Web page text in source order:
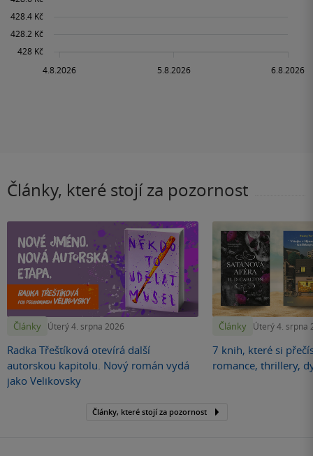
Články, které stojí za pozornost
Články Úterý 4. srpna 2026
Radka Třeštíková otevírá další
autorskou kapitolu. Nový román vydá
jako Velikovsky
Články Úterý 4. srpna
7 knih, které si
romance, thrillery,
Články, které stojí za pozornost